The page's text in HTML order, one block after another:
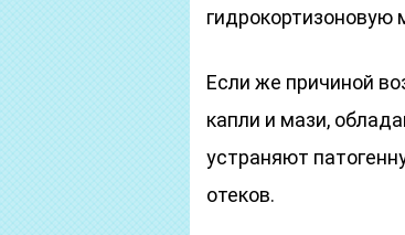
гидрокортизоновую
Если же причиной
капли и мази,
устраняют
отеков.